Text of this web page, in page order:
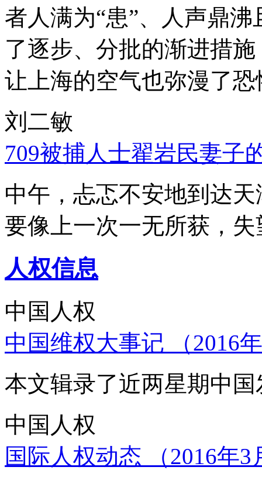
者人满为“患”、人声鼎
了逐步、分批的渐进措
让上海的空气也弥漫了
刘二敏
709被捕人士翟岩民妻子
中午，忐忑不安地到达
要像上一次一无所获，
人权信息
中国人权
中国维权大事记 （2016
本文辑录了近两星期中
中国人权
国际人权动态 （2016年